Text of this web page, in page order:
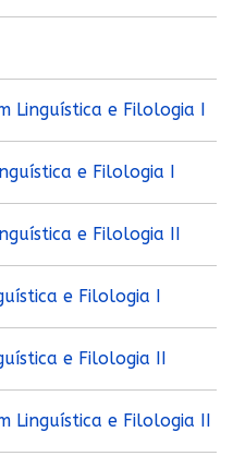
Linguística e Filologia I
e Filologia I
e Filologia II
e Filologia I
e Filologia II
Linguística e Filologia II